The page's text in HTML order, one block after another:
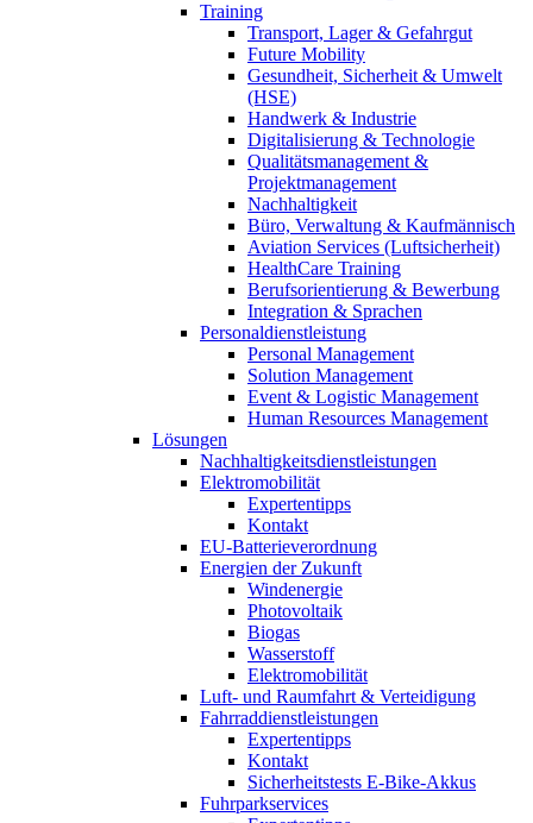
Training
Transport, Lager & Gefahrgut
Future Mobility
Gesundheit, Sicherheit & Umwelt
(HSE)
Handwerk & Industrie
Digitalisierung & Technologie
Qualitätsmanagement &
Projektmanagement
Nachhaltigkeit
Büro, Verwaltung & Kaufmännisch
Aviation Services (Luftsicherheit)
HealthCare Training
Berufsorientierung & Bewerbung
Integration & Sprachen
Personaldienstleistung
Personal Management
Solution Management
Event & Logistic Management
Human Resources Management
Lösungen
Nachhaltigkeitsdienstleistungen
Elektromobilität
Expertentipps
Kontakt
EU-Batterieverordnung
Energien der Zukunft
Windenergie
Photovoltaik
Biogas
Wasserstoff
Elektromobilität
Luft- und Raumfahrt & Verteidigung
Fahrraddienstleistungen
Expertentipps
Kontakt
Sicherheitstests E-Bike-Akkus
Fuhrparkservices